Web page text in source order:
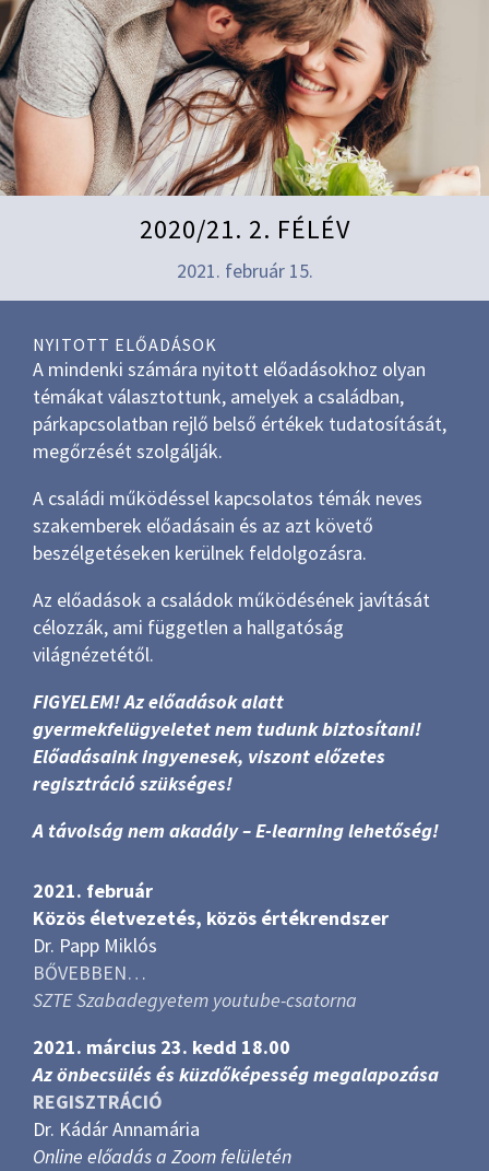
2020/21. 2. FÉLÉV
2021. február 15.
NYITOTT ELŐADÁSOK
A mindenki számára nyitott előadásokhoz olyan
témákat választottunk, amelyek a családban,
párkapcsolatban rejlő belső értékek tudatosítását,
megőrzését szolgálják.
A családi működéssel kapcsolatos témák neves
szakemberek előadásain és az azt követő
beszélgetéseken kerülnek feldolgozásra.
Az előadások a családok működésének javítását
célozzák, ami független a hallgatóság
világnézetétől.
FIGYELEM! Az előadások alatt
gyermekfelügyeletet nem tudunk biztosítani!
Előadásaink ingyenesek, viszont előzetes
regisztráció szükséges!
A távolság nem akadály – E-learning lehetőség!
2021. február
Közös életvezetés, közös értékrendszer
Dr. Papp Miklós
BŐVEBBEN…
SZTE Szabadegyetem youtube-csatorna
2021. március 23. kedd 18.00
Az önbecsülés és küzdőképesség megalapozása
REGISZTRÁCIÓ
Dr. Kádár Annamária
Online előadás a Zoom felületén